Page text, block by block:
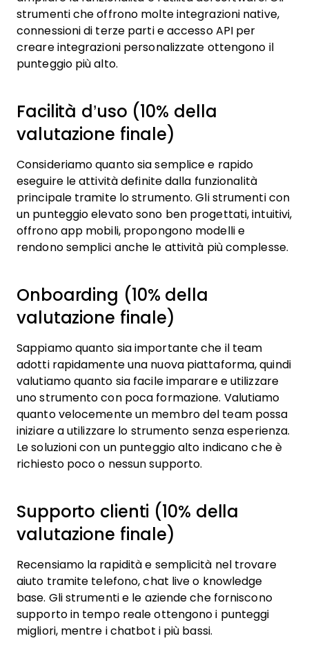
strumenti che offrono molte integrazioni native,
connessioni di terze parti e accesso API per
creare integrazioni personalizzate ottengono il
punteggio più alto.
Facilità d’uso (10% della
valutazione finale)
Consideriamo quanto sia semplice e rapido
eseguire le attività definite dalla funzionalità
principale tramite lo strumento. Gli strumenti con
un punteggio elevato sono ben progettati, intuitivi,
offrono app mobili, propongono modelli e
rendono semplici anche le attività più complesse.
Onboarding (10% della
valutazione finale)
Sappiamo quanto sia importante che il team
adotti rapidamente una nuova piattaforma, quindi
valutiamo quanto sia facile imparare e utilizzare
uno strumento con poca formazione. Valutiamo
quanto velocemente un membro del team possa
iniziare a utilizzare lo strumento senza esperienza.
Le soluzioni con un punteggio alto indicano che è
richiesto poco o nessun supporto.
Supporto clienti (10% della
valutazione finale)
Recensiamo la rapidità e semplicità nel trovare
aiuto tramite telefono, chat live o knowledge
base. Gli strumenti e le aziende che forniscono
supporto in tempo reale ottengono i punteggi
migliori, mentre i chatbot i più bassi.